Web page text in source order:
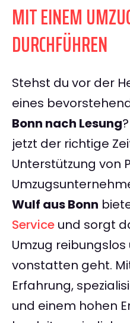
MIT EINEM
DURCHFÜHREN
Stehst du vor der
eines
Bonn nach Lesung
jetzt der richtige
Unterstützung von
Wulf aus Bonn
Service und sorgt
Umzug
vonstatten geht.
Erfahrung,
und einem hohen